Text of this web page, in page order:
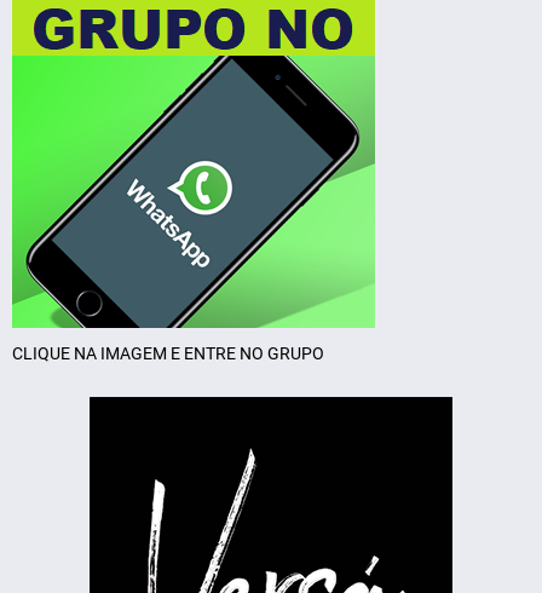
CLIQUE NA IMAGEM E ENTRE NO GRUPO